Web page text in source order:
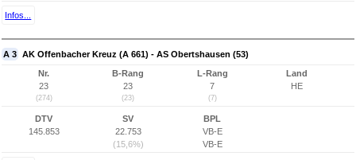
Infos...
A 3 AK Offenbacher Kreuz (A 661) - AS Obertshausen (53)
Nr.
23
(274)
B-Rang
23
(23)
L-Rang
7
(7)
Land
HE
DTV
145.853
SV
22.753
(15,6%)
BPL
VB-E
VB-E